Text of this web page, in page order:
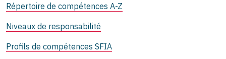
Répertoire de compétences A-Z
Niveaux de responsabilité
Profils de compétences SFIA